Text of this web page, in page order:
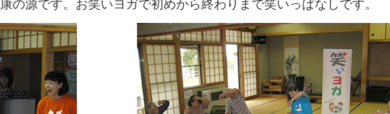
の源です。お笑いヨガで初めから終わりまで笑いっぱなしです。